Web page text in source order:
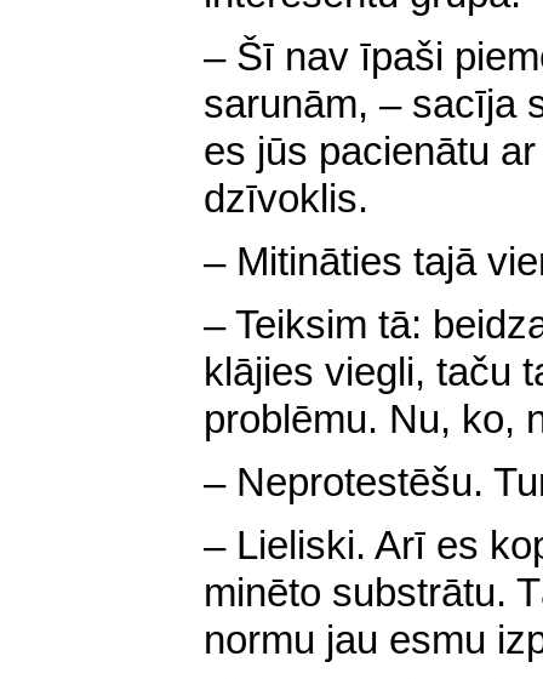
– Šī nav īpaši
sarunām, – sacīja
es jūs pacienātu
dzīvoklis.
– Mitināties tajā
– Teiksim tā:
klājies viegli, taču
problēmu. Nu, ko,
– Neprotestēšu.
– Lieliski. Arī es
minēto substrātu.
normu jau esmu